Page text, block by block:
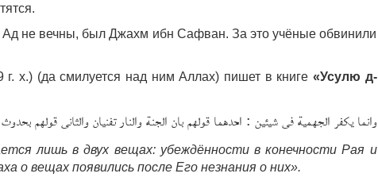
Ад не вечны, был Джахм ибн Сафван. За это учёные обвинили
г. х.) (да смилуется над ним Аллах) пишет в книге «Усулю д-
وانما يكفر الجهمية فى شيئين : احدهما قولهم بان الجنة والنار تفنيان والثانى قولهم
лишь в двух вещах: убеждённости в конечности Рая и
о вещах появились после Его незнания о них».